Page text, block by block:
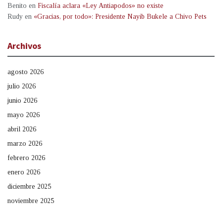
Benito en Fiscalía aclara «Ley Antiapodos» no existe
Rudy en «Gracias, por todo»: Presidente Nayib Bukele a Chivo Pets
Archivos
agosto 2026
julio 2026
junio 2026
mayo 2026
abril 2026
marzo 2026
febrero 2026
enero 2026
diciembre 2025
noviembre 2025